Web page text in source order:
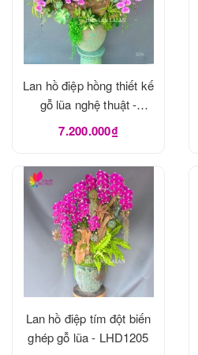
Lan hồ điệp hồng thiết kế
gỗ lũa nghệ thuật -
LHD1273
7.200.000₫
Lan hồ điệp tím đột biến
ghép gỗ lũa - LHD1205